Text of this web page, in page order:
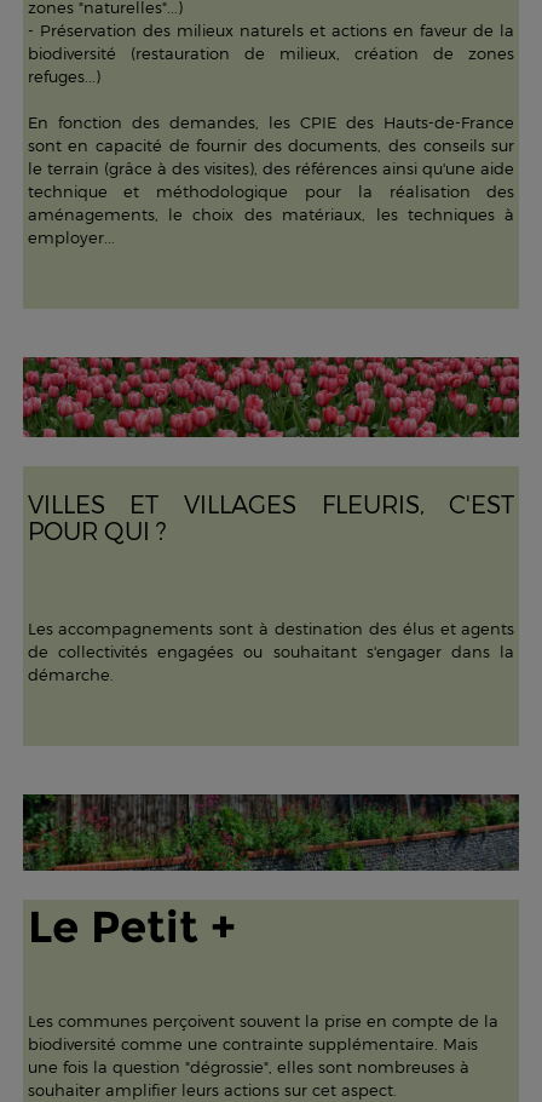
zones "naturelles"...)
- Préservation des milieux naturels et actions en faveur de la
biodiversité (restauration de milieux, création de zones
refuges...)
En fonction des demandes, les CPIE des Hauts-de-France
sont en capacité de fournir des documents, des conseils sur
le terrain (grâce à des visites), des références ainsi qu'une aide
technique et méthodologique pour la réalisation des
aménagements, le choix des matériaux, les techniques à
employer...
VILLES ET VILLAGES FLEURIS, C'EST
POUR QUI ?
Les accompagnements sont à destination des élus et agents
de collectivités engagées ou souhaitant s'engager dans la
démarche.
Le Petit +
Les communes perçoivent souvent la prise en compte de la
biodiversité comme une contrainte supplémentaire. Mais
une fois la question "dégrossie", elles sont nombreuses à
souhaiter amplifier leurs actions sur cet aspect.